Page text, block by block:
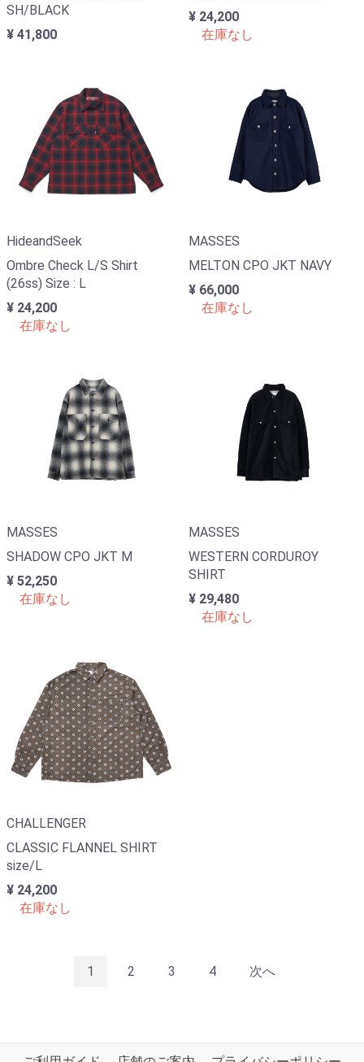
SH/BLACK
¥ 41,800
¥ 24,200
在庫なし
HideandSeek
Ombre Check L/S Shirt
(26ss) Size : L
¥ 24,200
在庫なし
MASSES
MELTON CPO JKT NAVY
¥ 66,000
在庫なし
MASSES
SHADOW CPO JKT M
¥ 52,250
在庫なし
MASSES
WESTERN CORDUROY
SHIRT
¥ 29,480
在庫なし
CHALLENGER
CLASSIC FLANNEL SHIRT
size/L
¥ 24,200
在庫なし
1 2 3 4 次へ